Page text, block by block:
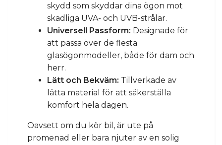
skydd som skyddar dina ögon mot
skadliga UVA- och UVB-strålar.
Universell Passform: Designade för
att passa över de flesta
glasögonmodeller, både för dam och
herr.
Lätt och Bekväm: Tillverkade av
lätta material för att säkerställa
komfort hela dagen.
Oavsett om du kör bil, är ute på
promenad eller bara njuter av en solig